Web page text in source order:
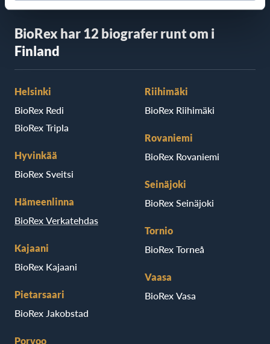
BioRex har 12 biografer runt om i
Finland
Helsinki
BioRex Redi
BioRex Tripla
Hyvinkää
BioRex Sveitsi
Hämeenlinna
BioRex Verkatehdas
Kajaani
BioRex Kajaani
Pietarsaari
BioRex Jakobstad
Porvoo
Riihimäki
BioRex Riihimäki
Rovaniemi
BioRex Rovaniemi
Seinäjoki
BioRex Seinäjoki
Tornio
BioRex Torneå
Vaasa
BioRex Vasa